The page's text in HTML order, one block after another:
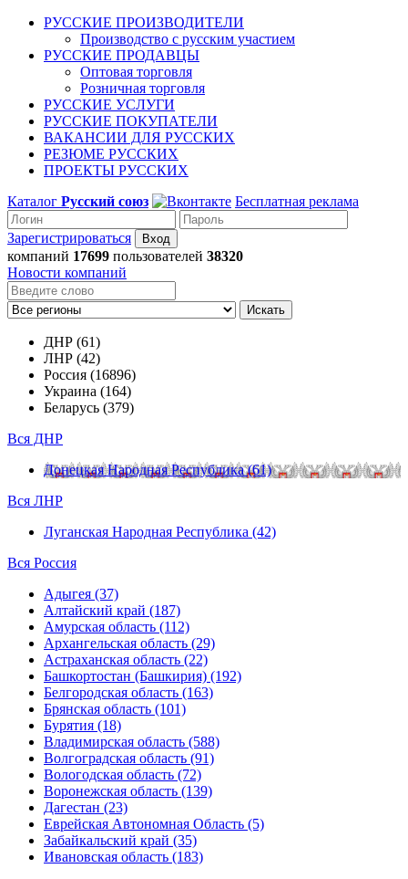
РУССКИЕ ПРОИЗВОДИТЕЛИ
Производство с русским участием
РУССКИЕ ПРОДАВЦЫ
Оптовая торговля
Розничная торговля
РУССКИЕ УСЛУГИ
РУССКИЕ ПОКУПАТЕЛИ
ВАКАНСИИ ДЛЯ РУССКИХ
РЕЗЮМЕ РУССКИХ
ПРОЕКТЫ РУССКИХ
Каталог Русский союз Бесплатная реклама
Зарегистрироваться
компаний 17699 пользователей 38320
Новости компаний
Искать
ДНР (61)
ЛНР (42)
Россия (16896)
Украина (164)
Беларусь (379)
Вся ДНР
Донецкая Народная Республика (61)
Вся ЛНР
Луганская Народная Республика (42)
Вся Россия
Адыгея (37)
Алтайский край (187)
Амурская область (112)
Архангельская область (29)
Астраханская область (22)
Башкортостан (Башкирия) (192)
Белгородская область (163)
Брянская область (101)
Бурятия (18)
Владимирская область (588)
Волгоградская область (91)
Вологодская область (72)
Воронежская область (139)
Дагестан (23)
Еврейская Автономная Область (5)
Забайкальский край (35)
Ивановская область (183)